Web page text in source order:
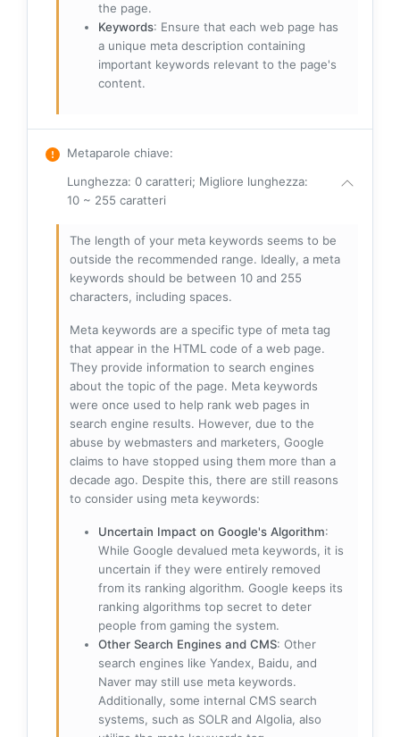
the page.
Keywords: Ensure that each web page has
a unique meta description containing
important keywords relevant to the page's
content.
Metaparole chiave:
Lunghezza: 0 caratteri; Migliore lunghezza:
10 ~ 255 caratteri
The length of your meta keywords seems to be
outside the recommended range. Ideally, a meta
keywords should be between 10 and 255
characters, including spaces.
Meta keywords are a specific type of meta tag
that appear in the HTML code of a web page.
They provide information to search engines
about the topic of the page. Meta keywords
were once used to help rank web pages in
search engine results. However, due to the
abuse by webmasters and marketers, Google
claims to have stopped using them more than a
decade ago. Despite this, there are still reasons
to consider using meta keywords:
Uncertain Impact on Google's Algorithm:
While Google devalued meta keywords, it is
uncertain if they were entirely removed
from its ranking algorithm. Google keeps its
ranking algorithms top secret to deter
people from gaming the system.
Other Search Engines and CMS: Other
search engines like Yandex, Baidu, and
Naver may still use meta keywords.
Additionally, some internal CMS search
systems, such as SOLR and Algolia, also